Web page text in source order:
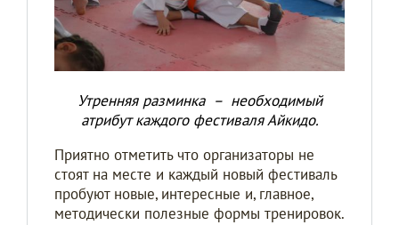
Утренняя разминка – необходимый
атрибут каждого фестиваля Айкидо.
Приятно отметить что организаторы не
стоят на месте и каждый новый фестиваль
пробуют новые, интересные и, главное,
методически полезные формы тренировок.